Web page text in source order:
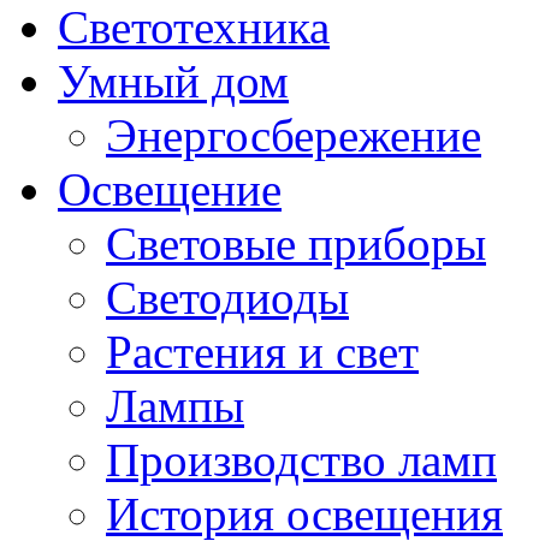
Светотехника
Умный дом
Энергосбережение
Освещение
Световые приборы
Светодиоды
Растения и свет
Лампы
Производство ламп
История освещения